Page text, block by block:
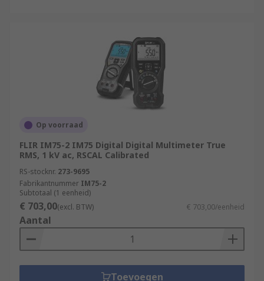
Op voorraad
FLIR IM75-2 IM75 Digital Digital Multimeter True
RMS, 1 kV ac, RSCAL Calibrated
RS-stocknr. 273-9695
Fabrikantnummer IM75-2
Subtotaal (1 eenheid)
€ 703,00(excl. BTW) € 703,00/eenheid
Aantal
Toevoegen